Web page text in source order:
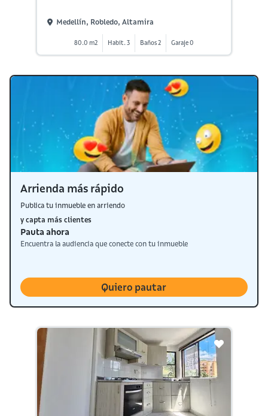
Medellín, Robledo, Altamira
80.0 m2 Habit. 3 Baños 2 Garaje 0
Arrienda más rápido
Publica tu inmueble en arriendo
y capta más clientes
Pauta ahora
Encuentra la audiencia que conecte con tu inmueble
Quiero pautar